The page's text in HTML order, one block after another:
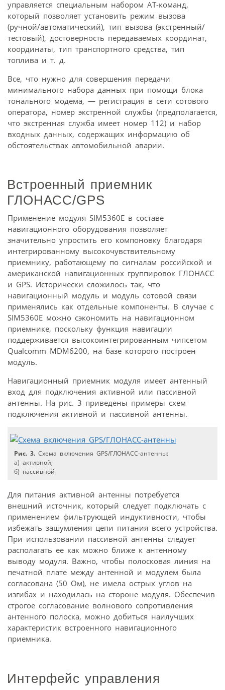
управляется специальным набором АТ-команд,
который позволяет установить режим вызова
(ручной/автоматический), тип вызова (экстренный/
тестовый), достоверность передаваемых координат,
координаты, тип транспортного средства, тип
топлива и т. д.
Все, что нужно для совершения передачи
минимального набора данных при помощи блока
тонального модема, — регистрация в сети сотового
оператора, номер экстренной службы (предполагается,
что экстренная служба имеет номер 112) и набор
входных данных, содержащих информацию об
обстоятельствах автомобильной аварии.
Встроенный приемник
ГЛОНАСС/GPS
Применение модуля SIM5360E в составе
навигационного оборудования позволяет
значительно упростить его компоновку благодаря
интегрированному высокочувствительному
приемнику, работающему по сигналам российской и
американской навигационных группировок ГЛОНАСС
и GPS. Исторически сложилось так, что
навигационный модуль и модуль сотовой связи
применялись как отдельные компоненты. В случае с
SIM5360E можно сэкономить на навигационном
приемнике, поскольку функция навигации
поддерживается высокоинтегрированным чипсетом
Qualcomm MDM6200, на базе которого построен
модуль.
Навигационный приемник модуля имеет антенный
вход для подключения активной или пассивной
антенны. На рис. 3 приведены примеры схем
подключения активной и пассивной антенны.
Рис. 3. Схема включения GPS/ГЛОНАСС-антенны:
а) активной;
б) пассивной
Для питания активной антенны потребуется
внешний источник, который следует подключать с
применением фильтрующей индуктивности, чтобы
избежать зашумления цепи питания всего устройства.
При использовании пассивной антенны следует
располагать ее как можно ближе к антенному
выводу модуля. Важно, чтобы полосковая линия на
печатной плате между антенной и модулем была
согласована (50 Ом), не имела острых углов на
изгибах и находилась на стороне модуля. Обеспечив
строгое согласование волнового сопротивления
антенного полоска, можно добиться наилучших
характеристик встроенного навигационного
приемника.
Интерфейс управления